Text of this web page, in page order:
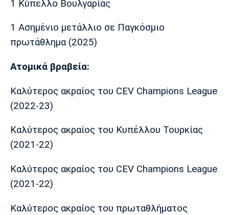
1 Κύπελλο Βουλγαρίας
1 Ασημένιο μετάλλιο σε Παγκόσμιο
πρωτάθλημα (2025)
Ατομικά βραβεία:
Καλύτερος ακραίος του CEV Champions League
(2022-23)
Καλύτερος ακραίος του Κυπέλλου Τουρκίας
(2021-22)
Καλύτερος ακραίος του CEV Champions League
(2021-22)
Καλύτερος ακραίος του πρωταθλήματος